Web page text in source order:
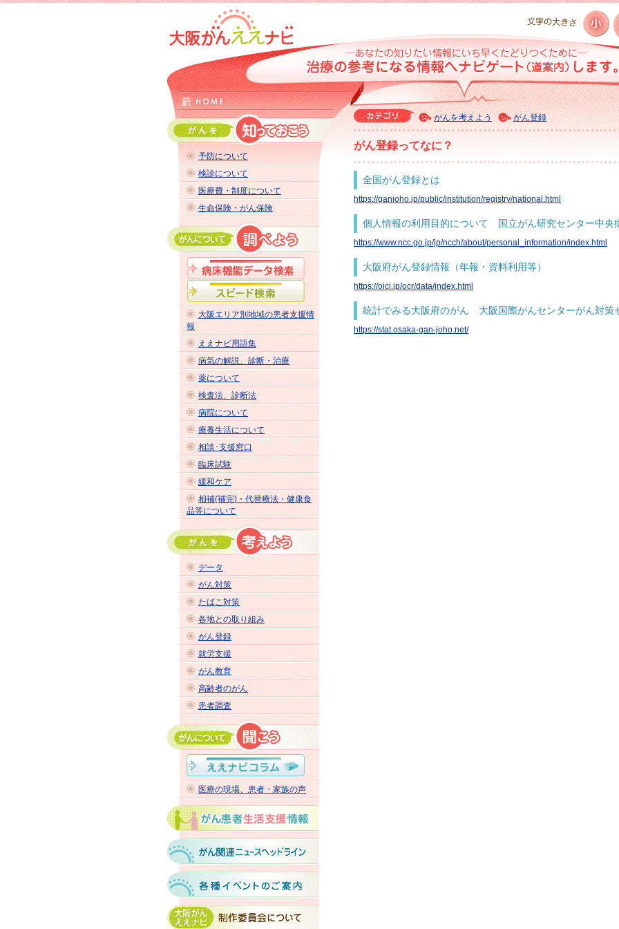
予防について
検診について
医療費・制度について
生命保険・がん保険
大阪エリア別地域の患者支援情
報
ええナビ用語集
病気の解説、診断・治療
薬について
検査法、診断法
病院について
療養生活について
相談･支援窓口
臨床試験
緩和ケア
相補(補完)・代替療法・健康食
品等について
データ
がん対策
たばこ対策
各地との取り組み
がん登録
就労支援
がん教育
高齢者のがん
患者調査
医療の現場、患者・家族の声
がんを考えよう がん登録
がん登録ってなに？
全国がん登録とは
https://ganjoho.jp/public/institution/registry/national.html
個人情報の利用目的について 国立がん研究センター中央
https://www.ncc.go.jp/jp/ncch/about/personal_information/index.html
大阪府がん登録情報（年報・資料利用等）
https://oici.jp/ocr/data/index.html
統計でみる大阪府のがん 大阪国際がんセンターがん対策
https://stat.osaka-gan-joho.net/